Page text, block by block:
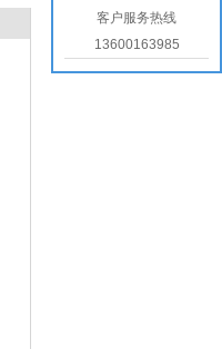
客户服务热线
13600163985